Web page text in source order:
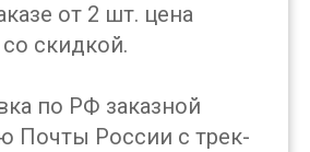
от 2 шт. цена
со скидкой.
по РФ заказной
Почты России с трек-